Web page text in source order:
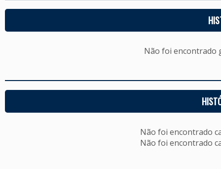
Não foi encontrado
Não foi encontrado
Não foi encontrado